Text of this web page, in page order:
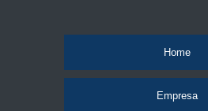
Home
Empresa